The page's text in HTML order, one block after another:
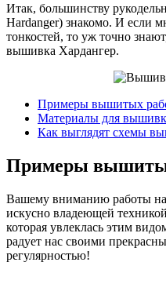
Итак, большинству
Hardanger) знакомо. И если
тонкостей, то уж точно
вышивка Хардангер.
Примеры вышитых
Материалы для
Как выглядят схемы
Примеры
Вашему вниманию работы
искусно владеющей
которая увлеклась этим
радует нас своими
регулярностью!